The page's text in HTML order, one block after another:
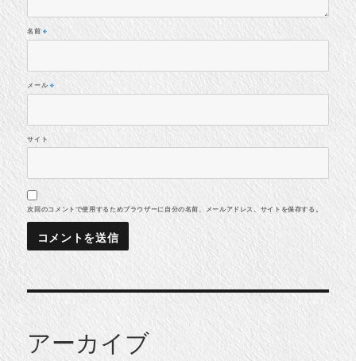
名前※
メール ※
サイト
次回のコメントで使用するためブラウザーに自分の名前、メールアドレス、サイトを保存する。
アーカイブ